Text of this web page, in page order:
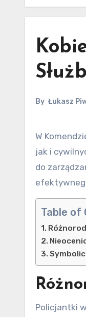
By Łukasz
W Komendzie Miejskiej Policji w Legnicy kobiety odgrywają kluczową rolę zarówno w strukturach mundurowych,
jak i
do
Table of
Policjantki